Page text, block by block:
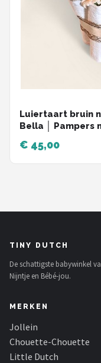
Luiertaart bruin
Bella │ Pampers
€ 45,00
TINY DUTCH
De schattigste babywinkel
Nijntje en Bébé-jou.
MERKEN
Jollein
Chouette-Chouette
Little Dutch